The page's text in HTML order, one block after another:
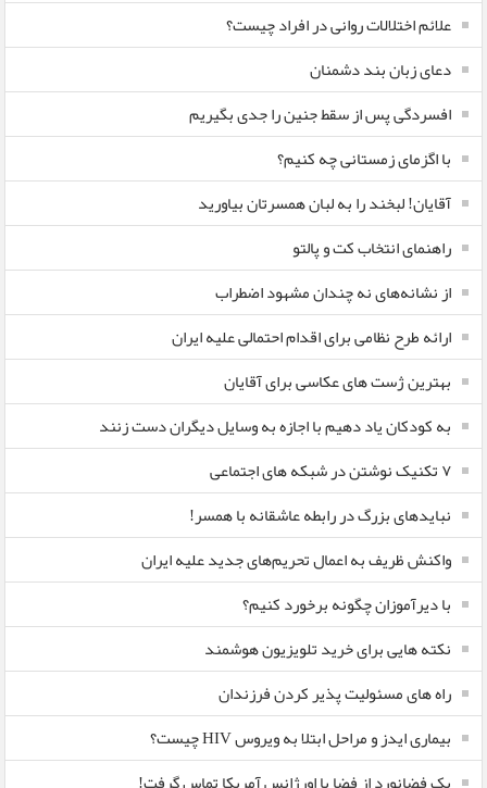
علائم اختلالات روانی در افراد چیست؟
دعای زبان بند دشمنان
افسردگی پس از سقط جنین را جدی بگیریم
با اگزمای زمستانی چه کنیم؟
آقایان! لبخند را به لبان همسرتان بیاورید
راهنمای انتخاب کت و پالتو
از نشانه‌های نه چندان مشهود اضطراب
ارائه طرح نظامی برای اقدام احتمالی علیه ایران
بهترین ژست های عکاسی برای آقایان
به کودکان یاد دهیم با اجازه به وسایل دیگران دست زنند
۷ تکنیک نوشتن در شبکه های اجتماعی
نبایدهای بزرگ در رابطه عاشقانه با همسر!
واکنش ظریف به اعمال تحریم‌های جدید علیه ایران
با دیرآموزان چگونه برخورد کنیم؟
نکته هایی برای خرید تلویزیون هوشمند
راه های مسئولیت پذیر کردن فرزندان
بیماری ایدز و مراحل ابتلا به ویروس HIV چیست؟